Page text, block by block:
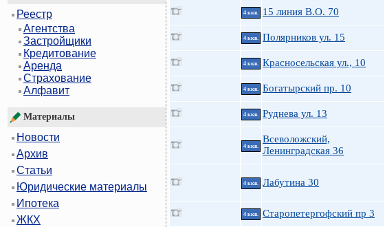
Реестр
Агентства
Застройщики
Кредитование
Аренда
Страхование
Алфавит
Материалы
Новости
Архив
Статьи
Юридические материалы
Ипотека
ЖКХ
4 ккв. 15 линия В.О. 70
4 ккв. Полярников ул. 15
4 ккв. Красносельская ул., 10
4 ккв. Богатырский пр. 10
4 ккв. Руднева ул. 13
4 ккв.
Всеволожский,
Ленинградская 36
4 ккв. Лабутина 30
4 ккв. Старопетергофский пр 3